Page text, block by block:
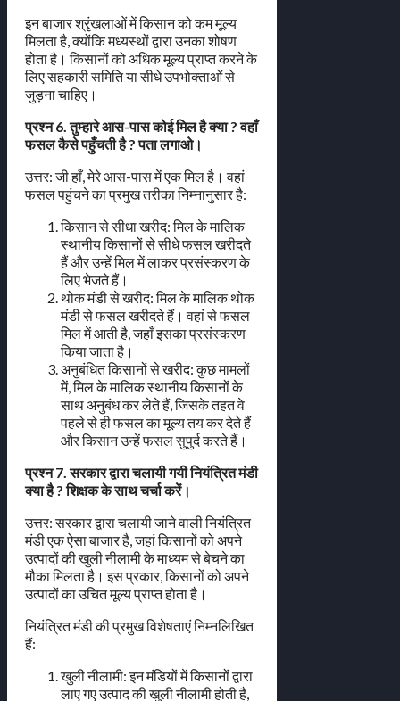
इन बाजार श्रृंखलाओं में किसान को कम मूल्य
मिलता है, क्योंकि मध्यस्थों द्वारा उनका शोषण
होता है। किसानों को अधिक मूल्य प्राप्त करने के
लिए सहकारी समिति या सीधे उपभोक्ताओं से
जुड़ना चाहिए।
प्रश्न 6. तुम्हारे आस-पास कोई मिल है क्या ? वहाँ
फसल कैसे पहुँचती है ? पता लगाओ।
उत्तर: जी हाँ, मेरे आस-पास में एक मिल है। वहां
फसल पहुंचने का प्रमुख तरीका निम्नानुसार है:
किसान से सीधा खरीद: मिल के मालिक
स्थानीय किसानों से सीधे फसल खरीदते
हैं और उन्हें मिल में लाकर प्रसंस्करण के
लिए भेजते हैं।
थोक मंडी से खरीद: मिल के मालिक थोक
मंडी से फसल खरीदते हैं। वहां से फसल
मिल में आती है, जहाँ इसका प्रसंस्करण
किया जाता है।
अनुबंधित किसानों से खरीद: कुछ मामलों
में, मिल के मालिक स्थानीय किसानों के
साथ अनुबंध कर लेते हैं, जिसके तहत वे
पहले से ही फसल का मूल्य तय कर देते हैं
और किसान उन्हें फसल सुपुर्द करते हैं।
प्रश्न 7. सरकार द्वारा चलायी गयी नियंत्रित मंडी
क्या है ? शिक्षक के साथ चर्चा करें।
उत्तर: सरकार द्वारा चलायी जाने वाली नियंत्रित
मंडी एक ऐसा बाजार है, जहां किसानों को अपने
उत्पादों की खुली नीलामी के माध्यम से बेचने का
मौका मिलता है। इस प्रकार, किसानों को अपने
उत्पादों का उचित मूल्य प्राप्त होता है।
नियंत्रित मंडी की प्रमुख विशेषताएं निम्नलिखित
हैं:
खुली नीलामी: इन मंडियों में किसानों द्वारा
लाए गए उत्पाद की खुली नीलामी होती है,